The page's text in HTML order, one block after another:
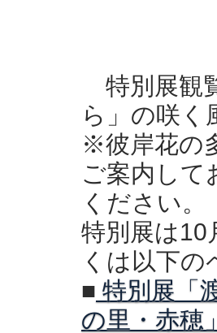
特別展観
ら」の咲く
※彼岸花の
ご案内して
ください。
特別展は10
くは以下
■ 特別展「
の里・赤穂